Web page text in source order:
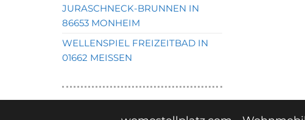
JURASCHNECK-BRUNNEN IN
86653 MONHEIM
WELLENSPIEL FREIZEITBAD IN
01662 MEISSEN